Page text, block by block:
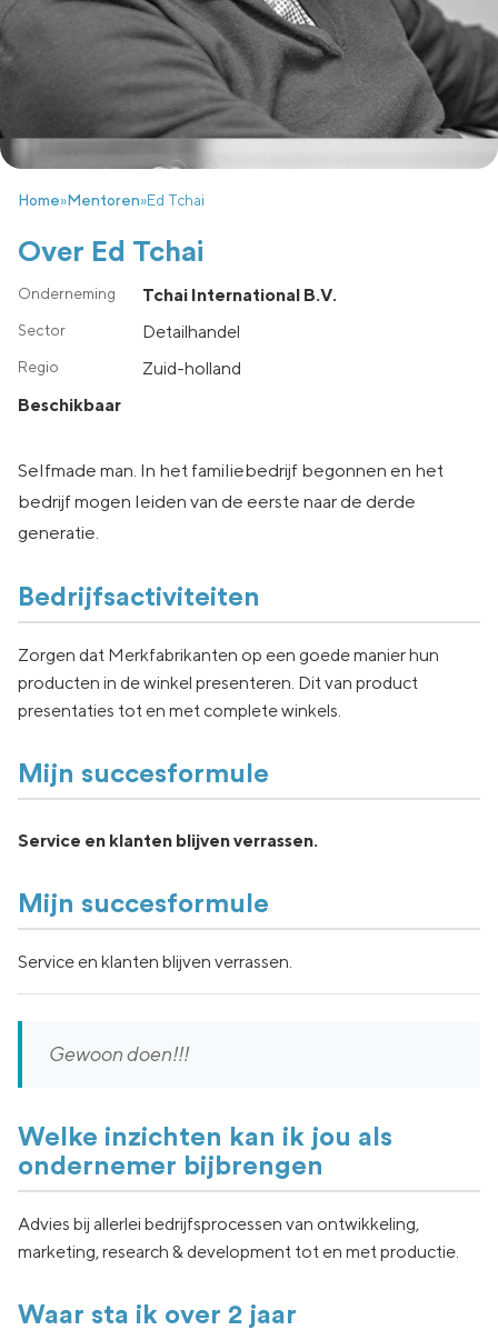
Home»Mentoren»Ed Tchai
Over Ed Tchai
Tchai International B.V.
Detailhandel
zuid-holland
Beschikbaar
Selfmade man. In het familiebedrijf begonnen en het
bedrijf mogen leiden van de eerste naar de derde
generatie.
Bedrijfsactiviteiten
Zorgen dat Merkfabrikanten op een goede manier hun
producten in de winkel presenteren. Dit van product
presentaties tot en met complete winkels.
Mijn succesformule
Service en klanten blijven verrassen.
Mijn succesformule
Service en klanten blijven verrassen.
Gewoon doen!!!
Welke inzichten kan ik jou als
ondernemer bijbrengen
Advies bij allerlei bedrijfsprocessen van ontwikkeling,
marketing, research & development tot en met productie.
Waar sta ik over 2 jaar